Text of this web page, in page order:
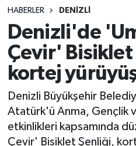
HABERLER DENIZLI
Denizli'de
Çevir' Bisiklet
kortej
Denizli Büyükşehir
Atatürk'ü Anma, Gençlik
etkinlikleri kapsamında
Çevir' Bisiklet Şenliği,
Rize Jandarma
Bilim Teknoloji
Bölge
Advertising news
Canlı Maç
Süper Lig Puan
Tüm Manşetler
Son Dakika Haberleri
Haber Arşivi